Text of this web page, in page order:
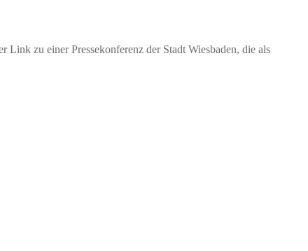
Link zu einer Pressekonferenz der Stadt Wiesbaden, die als